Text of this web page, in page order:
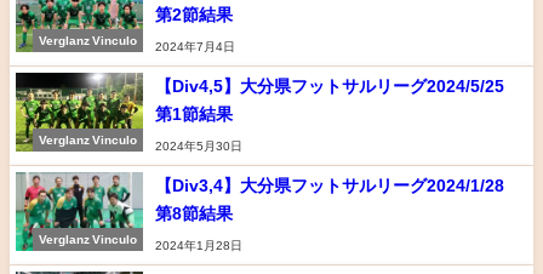
Verglanz Vinculo
第2節結果
2024年7月4日
Verglanz Vinculo
【Div4,5】大分県フットサルリーグ2024/5/25
第1節結果
2024年5月30日
Verglanz Vinculo
【Div3,4】大分県フットサルリーグ2024/1/28
第8節結果
2024年1月28日